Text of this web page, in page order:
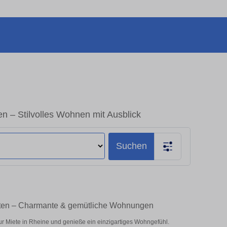
– Stilvolles Wohnen mit Ausblick
Suchen
– Charmante & gemütliche Wohnungen
Miete in Rheine und genieße ein einzigartiges Wohngefühl.